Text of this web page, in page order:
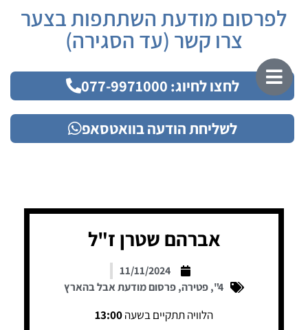
לפרסום מודעת השתתפות בצער
צרו קשר (עד הסגירה)
לחצו לחיוג: 077-9971000
לשליחת הודעה בוואטסאפ
אברהם שטרן ז"ל
11/11/2024
4"
,פטירה,פרסום מודעת אבל בהארץ
הלוויה תתקיים בשעה13:00